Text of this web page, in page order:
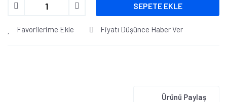
SEPETE EKLE
Favorilerime Ekle Fiyatı Düşünce Haber Ver
Ürünü Paylaş